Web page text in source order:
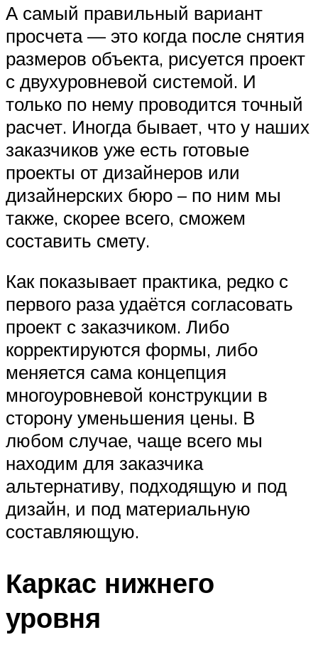
А самый правильный вариант
просчета — это когда после снятия
размеров объекта, рисуется проект
с двухуровневой системой. И
только по нему проводится точный
расчет. Иногда бывает, что у наших
заказчиков уже есть готовые
проекты от дизайнеров или
дизайнерских бюро – по ним мы
также, скорее всего, сможем
составить смету.
Как показывает практика, редко с
первого раза удаётся согласовать
проект с заказчиком. Либо
корректируются формы, либо
меняется сама концепция
многоуровневой конструкции в
сторону уменьшения цены. В
любом случае, чаще всего мы
находим для заказчика
альтернативу, подходящую и под
дизайн, и под материальную
составляющую.
Каркас нижнего
уровня